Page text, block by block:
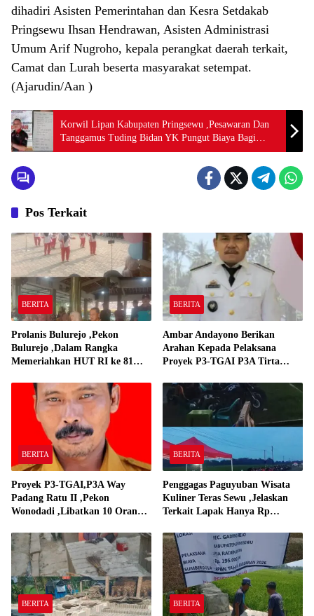
dihadiri Asisten Pemerintahan dan Kesra Setdakab
Pringsewu Ihsan Hendrawan, Asisten Administrasi
Umum Arif Nugroho, kepala perangkat daerah terkait,
Camat dan Lurah beserta masyarakat setempat.
(Ajarudin/Aan )
Korwil Lipan Kabupaten Pringsewu ,Pesawaran Dan
Tanggamus Tuding Bidan YK Pungut Biaya Bagi
Pasien Bersalin Pakai BPJS Itu Pungli
Pos Terkait
BERITA
Prolanis Bulurejo ,Pekon
Bulurejo ,Dalam Rangka
Memeriahkan HUT RI ke 81
BERITA
Ambar Andayono Berikan
Arahan Kepada Pelaksana
Proyek P3-TGAI P3A Tirta
BERITA
Proyek P3-TGAI,P3A Way
Padang Ratu II ,Pekon
Wonodadi ,Libatkan 10 Orang
Padang Ratu
BERITA
Penggagas Paguyuban Wisata
Kuliner Teras Sewu ,Jelaskan
Terkait Lapak Hanya Rp
BERITA BERITA